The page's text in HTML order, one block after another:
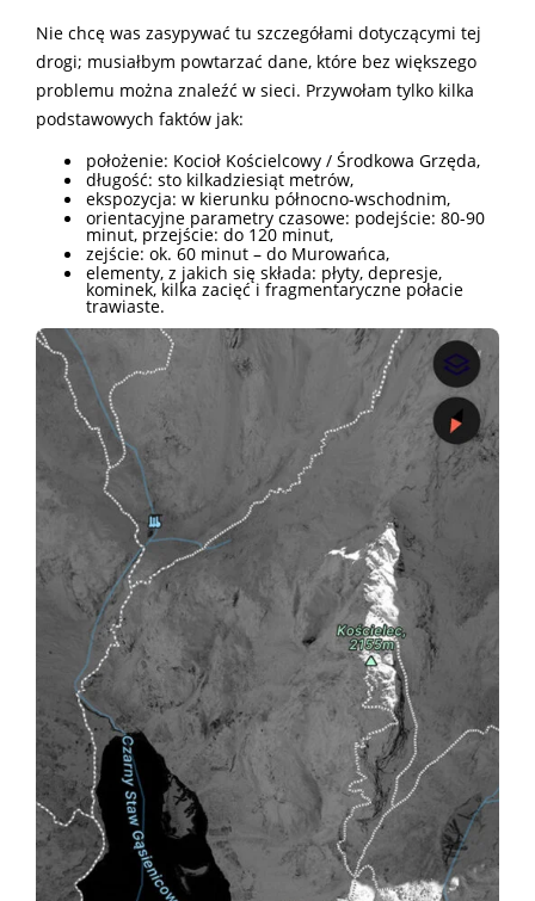
Nie chcę was zasypywać tu szczegółami dotyczącymi tej
drogi; musiałbym powtarzać dane, które bez większego
problemu można znaleźć w sieci. Przywołam tylko kilka
podstawowych faktów jak:
położenie: Kocioł Kościelcowy / Środkowa Grzęda,
długość: sto kilkadziesiąt metrów,
ekspozycja: w kierunku północno-wschodnim,
orientacyjne parametry czasowe: podejście: 80-90
minut, przejście: do 120 minut,
zejście: ok. 60 minut – do Murowańca,
elementy, z jakich się składa: płyty, depresje,
kominek, kilka zacięć i fragmentaryczne połacie
trawiaste.